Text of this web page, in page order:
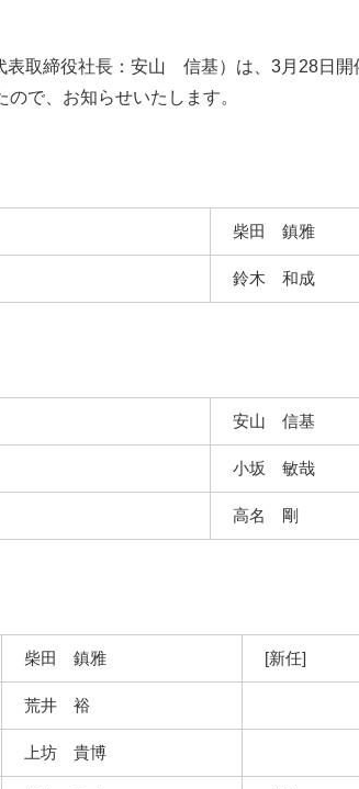
表取締役社長：安山 信基）は、3月28日開
で、お知らせいたします。
柴田 鎮雅
鈴木 和成
安山 信基
小坂 敏哉
高名 剛
柴田 鎮雅 [新任]
荒井 裕
上坊 貴博